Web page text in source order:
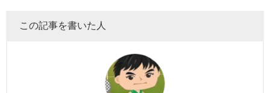
この記事を書いた人